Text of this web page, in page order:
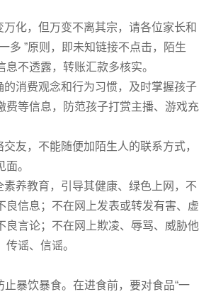
万化，但万变不离其宗，请各位家长和
多 ”原则，即未知链接不点击，陌生
息不透露，转账汇款多核实。
的消费观念和行为习惯，及时掌握孩子
费等信息，防范孩子打赏主播、游戏充
友，不能随便加陌生人的联系方式，
。
素养教育，引导其健康、绿色上网，不
良信息；不在网上发表或转发有害、虚
良言论；不在网上欺凌、辱骂、威胁他
传谣、信谣。
止暴饮暴食。在进食前，要对食品“一